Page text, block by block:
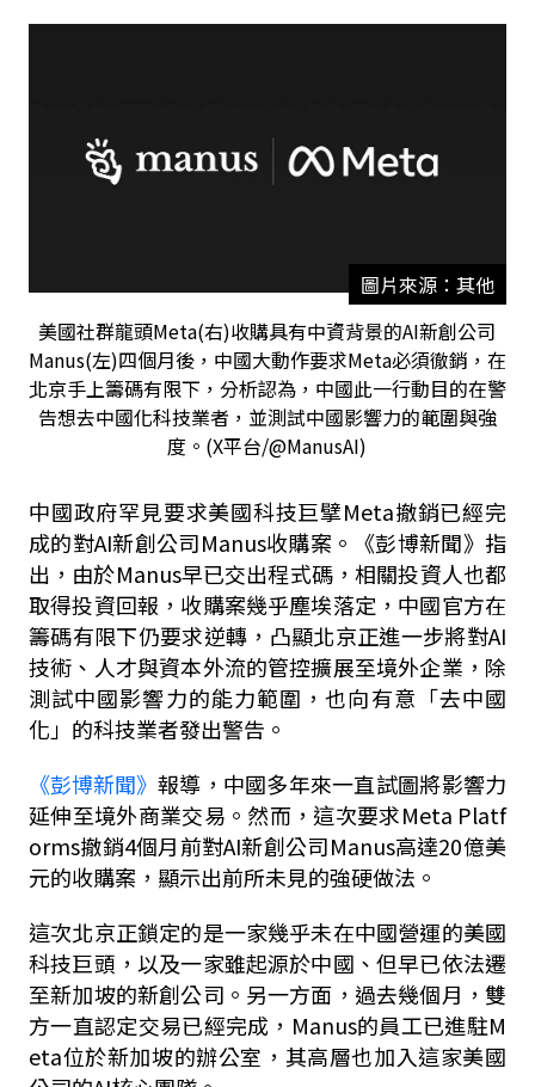
圖片來源：其他
美國社群龍頭Meta(右)收購具有中資背景的AI新創公司
Manus(左)四個月後，中國大動作要求Meta必須徹銷，在
北京手上籌碼有限下，分析認為，中國此一行動目的在警
告想去中國化科技業者，並測試中國影響力的範圍與強
度。(X平台/@ManusAI)
中國政府罕見要求美國科技巨擘Meta撤銷已經完
成的對AI新創公司Manus收購案。《彭博新聞》指
出，由於Manus早已交出程式碼，相關投資人也都
取得投資回報，收購案幾乎塵埃落定，中國官方在
籌碼有限下仍要求逆轉，凸顯北京正進一步將對AI
技術、人才與資本外流的管控擴展至境外企業，除
測試中國影響力的能力範圍，也向有意「去中國
化」的科技業者發出警告。
《彭博新聞》 報導，中國多年來一直試圖將影響力
延伸至境外商業交易。然而，這次要求Meta Platf
orms撤銷4個月前對AI新創公司Manus高達20億美
元的收購案，顯示出前所未見的強硬做法。
這次北京正鎖定的是一家幾乎未在中國營運的美國
科技巨頭，以及一家雖起源於中國、但早已依法遷
至新加坡的新創公司。另一方面，過去幾個月，雙
方一直認定交易已經完成， Manus的員工已進駐M
eta位於新加坡的辦公室，其高層也加入這家美國